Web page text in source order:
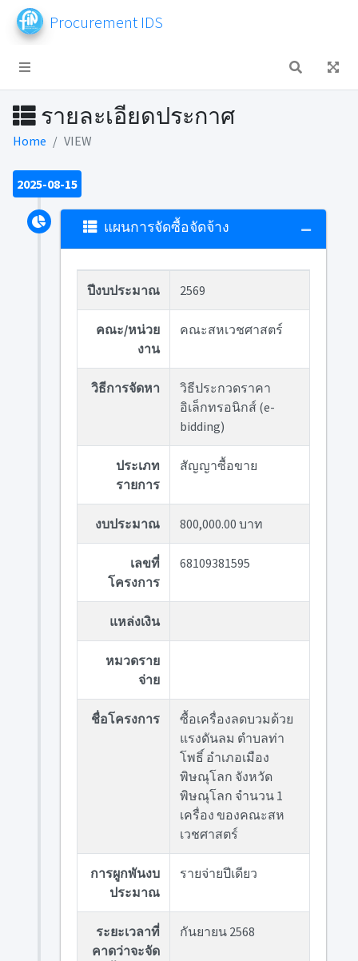
Procurement IDS
รายละเอียดประกาศ
Home VIEW
2025-08-15
แผนการจัดซื้อจัดจ้าง
ปีงบประมาณ 2569
คณะ/หน่วย
งาน
คณะสหเวชศาสตร์
วิธีการจัดหา
วิธีประกวดราคา
อิเล็กทรอนิกส์ (e-
bidding)
ประเภท
รายการ
สัญญาซื้อขาย
งบประมาณ 800,000.00 บาท
เลขที่
โครงการ
68109381595
แหล่งเงิน
หมวดราย
จ่าย
ชื่อโครงการ
ซื้อเครื่องลดบวมด้วย
แรงดันลม ตำบลท่า
โพธิ์ อำเภอเมือง
พิษณุโลก จังหวัด
พิษณุโลก จำนวน 1
เครื่อง ของคณะสห
เวชศาสตร์
การผูกพันงบ
ประมาณ
รายจ่ายปีเดียว
ระยะเวลาที่
คาดว่าจะจัด
กันยายน 2568